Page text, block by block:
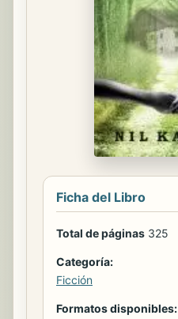
Ficha del Libro
Total de páginas 325
Categoría:
Ficción
Formatos disponibles: